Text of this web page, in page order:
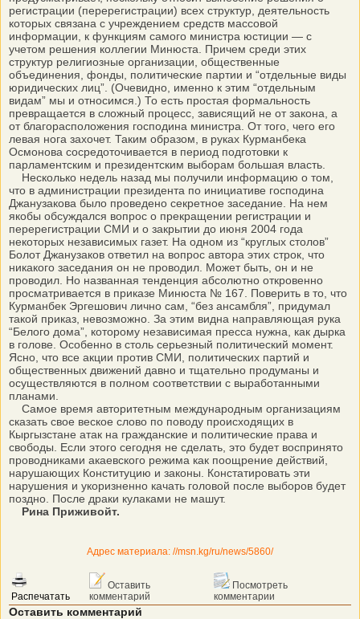
регистрации (перерегистрации) всех структур, деятельность
которых связана с учреждением средств массовой
информации, к функциям самого министра юстиции — с
учетом решения коллегии Минюста. Причем среди этих
структур религиозные организации, общественные
объединения, фонды, политические партии и “отдельные виды
юридических лиц”. (Очевидно, именно к этим “отдельным
видам” мы и относимся.) То есть простая формальность
превращается в сложный процесс, зависящий не от закона, а
от благорасположения господина министра. От того, чего его
левая нога захочет. Таким образом, в руках Курманбека
Осмонова сосредоточивается в период подготовки к
парламентским и президентским выборам большая власть.
Несколько недель назад мы получили информацию о том,
что в администрации президента по инициативе господина
Джанузакова было проведено секретное заседание. На нем
якобы обсуждался вопрос о прекращении регистрации и
перерегистрации СМИ и о закрытии до июня 2004 года
некоторых независимых газет. На одном из “круглых столов”
Болот Джанузаков ответил на вопрос автора этих строк, что
никакого заседания он не проводил. Может быть, он и не
проводил. Но названная тенденция абсолютно откровенно
просматривается в приказе Минюста № 167. Поверить в то, что
Курманбек Эргешович лично сам, “без ансамбля”, придумал
такой приказ, невозможно. За этим видна направляющая рука
“Белого дома”, которому независимая пресса нужна, как дырка
в голове. Особенно в столь серьезный политический момент.
Ясно, что все акции против СМИ, политических партий и
общественных движений давно и тщательно продуманы и
осуществляются в полном соответствии с выработанными
планами.
Самое время авторитетным международным организациям
сказать свое веское слово по поводу происходящих в
Кыргызстане атак на гражданские и политические права и
свободы. Если этого сегодня не сделать, это будет воспринято
проводниками акаевского режима как поощрение действий,
нарушающих Конституцию и законы. Констатировать эти
нарушения и укоризненно качать головой после выборов будет
поздно. После драки кулаками не машут.
Рина Приживойт.
Адрес материала: //msn.kg/ru/news/5860/
Распечатать
Оставить
комментарий
Посмотреть
комментарии
Оставить комментарий